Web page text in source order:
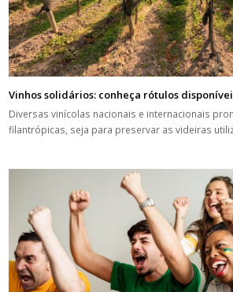
Vinhos solidários: conheça rótulos
Diversas vinícolas nacionais e internacionais
filantrópicas, seja para preservar as videiras